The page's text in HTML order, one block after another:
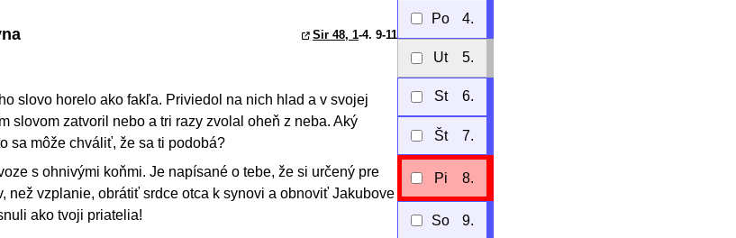
Sir 48, 1-4. 9-11
slovo horelo ako fakľa. Priviedol na nich hlad a v svojej
slovom zatvoril nebo a tri razy zvolal oheň z neba. Aký
sa môže chváliť, že sa ti podobá?
s ohnivými koňmi. Je napísané o tebe, že si určený pre
než vzplanie, obrátiť srdce otca k synovi a obnoviť Jakubove
ako tvoji priatelia!
Po 4.
Ut 5.
St 6.
Št 7.
Pi 8.
So 9.